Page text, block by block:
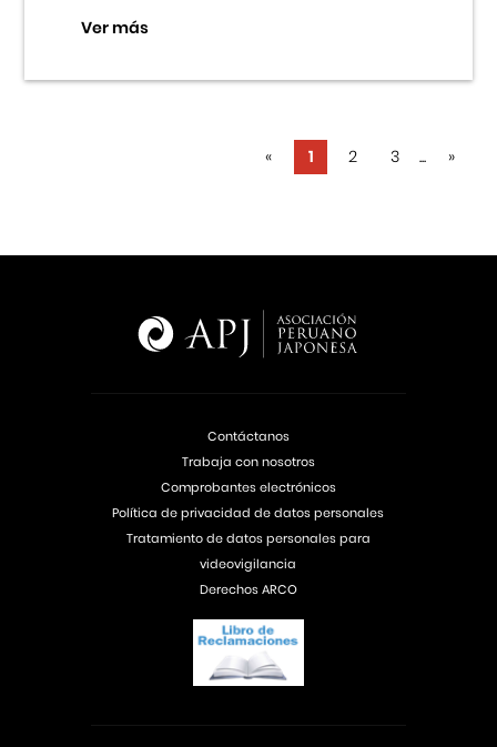
Ver más
« 1 2 3 ... »
Contáctanos
Trabaja con nosotros
Comprobantes electrónicos
Política de privacidad de datos personales
Tratamiento de datos personales para
videovigilancia
Derechos ARCO